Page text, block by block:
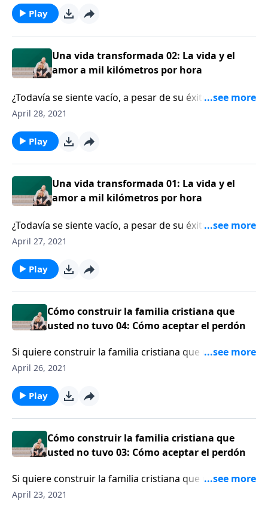
espiritualmente estaban en bancarrota. Hoy Wayne,
cuyas inversiones incluyen un equipo deportivo de las
ligas mayores y el estadio en el que juegan, le contará
a Dennis Rainey acerca de su viaje en un submarino
nuclear que lo llevó a una darse cuenta que
Play
Una vida transformada 02: La vida y el
amor a mil kilómetros por hora
¿Todavía se siente vacío, a pesar de su éxito personal
y profesional? Wayne Huizenga, Jr., dueño de una
vida y recuerda el vacío de vivir a mil por hora sin
Cristo.
April 28, 2021
Play
Una vida transformada 01: La vida y el
amor a mil kilómetros por hora
¿Todavía se siente vacío, a pesar de su éxito personal
y profesional? Wayne Huizenga, Jr., dueño de una
vida y recuerda el vacío de vivir a mil por hora sin
Cristo.
April 27, 2021
Play
Cómo construir la familia cristiana que
usted no tuvo 04: Cómo aceptar el perdón
Si quiere construir la familia cristiana que usted no
tuvo, el perdón juega un papel muy importante. Aquí
April 26, 2021
Play
Cómo construir la familia cristiana que
usted no tuvo 03: Cómo aceptar el perdón
Si quiere construir la familia cristiana que usted no
tuvo, el perdón juega un papel muy importante. Aquí
April 23, 2021